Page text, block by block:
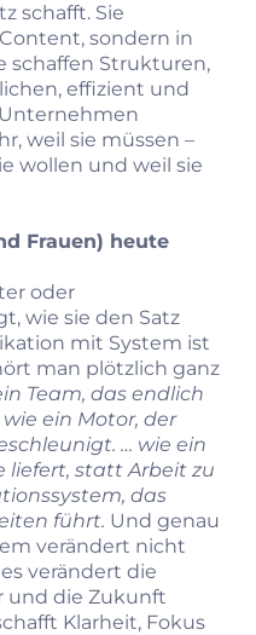
schafft. Sie
sondern in
schaffen Strukturen,
effizient und
weil sie müssen –
wollen und weil sie
Frauen) heute
oder
wie sie den Satz
mit System ist
man plötzlich ganz
Team, das endlich
wie ein Motor, der
… wie ein
liefert, statt Arbeit zu
das
führt. Und genau
verändert nicht
verändert die
und die Zukunft
Klarheit, Fokus